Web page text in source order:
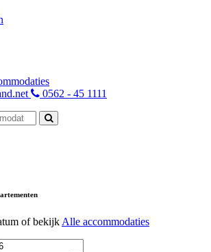
0562 - 45 1111
of bekijk Alle accommodaties